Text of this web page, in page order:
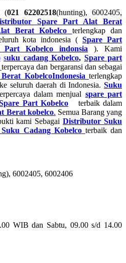
(021 62202518(hunting), 6002405,
Spare Part Alat Berat
Berat Kobelco
terlengkap dan
kota indonesia (Spare Part
Part Kobelco indonsia ). Kami
suku cadang Kobelco, Spare part
terpercaya dan bergaransi dan sebagai
KobelcoIndonesia terlengkap
seluruh daerah di Indonesia. Suku
dalam menjual spare part
Part Kobelco terbaik dalam
Berat kobelco. Semua Barang yang
kami SebagaiDistributor Suku
Cadang Kobelco terbaik dan
6002405, 6002406
WIB dan Sabtu, 09.00 s/d 14.00